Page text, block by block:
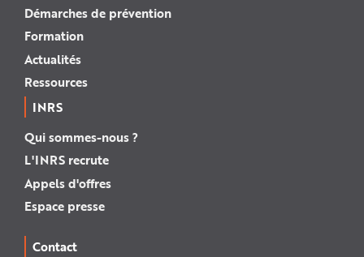
Démarches de prévention
Formation
Actualités
Ressources
INRS
Qui sommes-nous ?
L'INRS recrute
Appels d'offres
Espace presse
Contact